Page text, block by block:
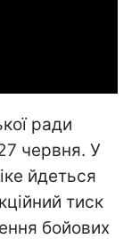
ради
червня. У
йдеться
тиск
бойових